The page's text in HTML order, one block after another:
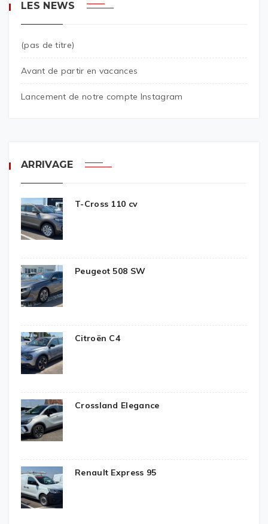
LES NEWS
(pas de titre)
Avant de partir en vacances
Lancement de notre compte Instagram
ARRIVAGE
T-Cross 110 cv
Peugeot 508 SW
Citroën C4
Crossland Elegance
Renault Express 95